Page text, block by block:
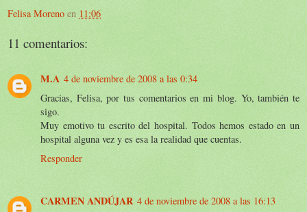
Felisa Moreno en 11:06
11 comentarios:
M.A 4 de noviembre de 2008 a las 0:34
Gracias, Felisa, por tus comentarios en mi blog. Yo, también te
sigo.
Muy emotivo tu escrito del hospital. Todos hemos estado en un
hospital alguna vez y es esa la realidad que cuentas.
Responder
CARMEN ANDÚJAR 4 de noviembre de 2008 a las 16:13